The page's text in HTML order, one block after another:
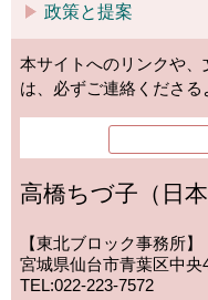
政策と提案
本サイトへのリンクや
は、必ずご連絡くださる
高橋ちづ子（日
【東北ブロック事務所
宮城県仙台市青葉区中
TEL:022-223-7572